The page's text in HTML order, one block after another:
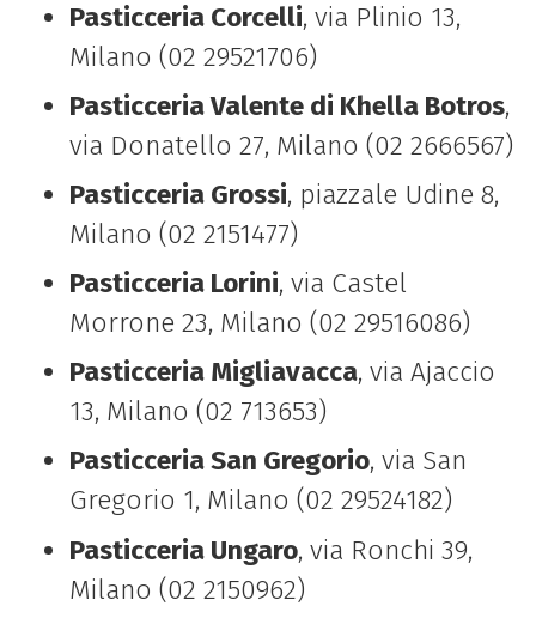
Pasticceria Corcelli, via Plinio 13,
Milano (02 29521706)
Pasticceria Valente di Khella Botros,
via Donatello 27, Milano (02 2666567)
Pasticceria Grossi, piazzale Udine 8,
Milano (02 2151477)
Pasticceria Lorini, via Castel
Morrone 23, Milano (02 29516086)
Pasticceria Migliavacca, via Ajaccio
13, Milano (02 713653)
Pasticceria San Gregorio, via San
Gregorio 1, Milano (02 29524182)
Pasticceria Ungaro, via Ronchi 39,
Milano (02 2150962)